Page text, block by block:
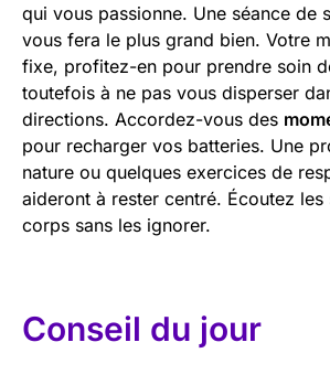
qui vous passionne. Une séance de
vous fera le plus grand bien. Votre
fixe, profitez-en pour prendre soin
toutefois à ne pas vous disperser
directions. Accordez-vous des
pour recharger vos batteries. Une
nature ou quelques exercices de
aideront à rester centré. Écoutez
corps sans les ignorer.
Conseil du jour